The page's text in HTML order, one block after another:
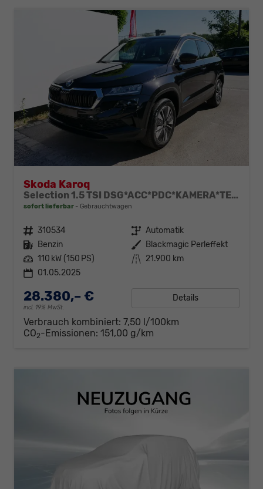
Skoda Karoq
Selection 1.5 TSI DSG*ACC*PDC*KAMERA*TEMPOMAT*LED*SMARTLINK*KLIMA*RADIO*17-ZOLL
sofort lieferbar Gebrauchtwagen
Fahrzeugnr. 310534 Getriebe Automatik
Kraftstoff Benzin Außenfarbe Blackmagic Perleffekt
Leistung 110 kW (150 PS) Kilometerstand 21.900 km
01.05.2025
28.380,– €
incl. 19% MwSt.
Details
Verbrauch kombiniert: 7,50 l/100km
CO2-Emissionen: 151,00 g/km